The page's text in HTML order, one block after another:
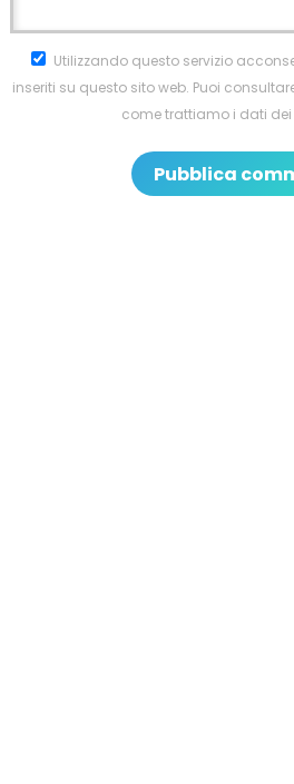
Utilizzando questo servizio
inseriti su questo sito web. Puoi
come trattiamo i dati dei